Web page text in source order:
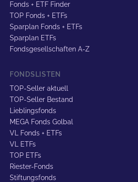
Fonds + ETF Finder
TOP Fonds + ETFs
Sparplan Fonds + ETFs
Sparplan ETFs
Fondsgesellschaften A-Z
FONDSLISTEN
TOP-Seller aktuell
TOP-Seller Bestand
Lieblingsfonds
MEGA Fonds Golbal
VL Fonds + ETFs
VL ETFs
TOP ETFs
Riester-Fonds
Stiftungsfonds